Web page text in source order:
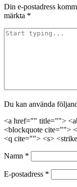
Din e-postadress
märkta *
Du kan använda
<a href="" title="">
<blockquote cite="">
<q cite=""> <s>
Namn *
E-postadress *